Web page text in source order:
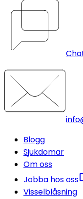
Blogg
Sjukdomar
Om oss
Jobba hos oss
Visselblåsning